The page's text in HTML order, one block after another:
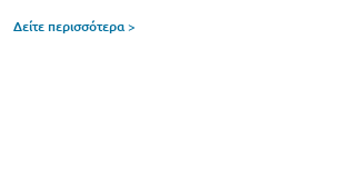
Δείτε περισσότερα >